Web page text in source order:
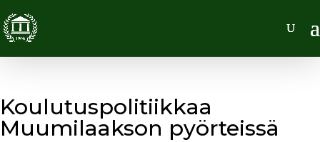
Koulutuspolitiikkaa
Muumilaakson pyörteissä